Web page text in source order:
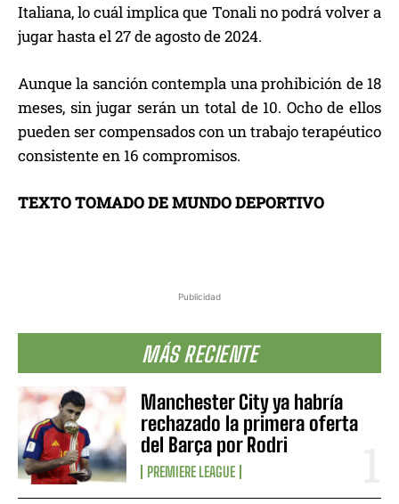
Publicidad
MÁS RECIENTE
Manchester City ya habría
rechazado la primera oferta
del Barça por Rodri
PREMIERE LEAGUE
Italiana, lo cuál implica que Tonali no podrá volver a
jugar hasta el 27 de agosto de 2024.
Aunque la sanción contempla una prohibición de 18
meses, sin jugar serán un total de 10. Ocho de ellos
pueden ser compensados con un trabajo terapéutico
consistente en 16 compromisos.
TEXTO TOMADO DE MUNDO DEPORTIVO